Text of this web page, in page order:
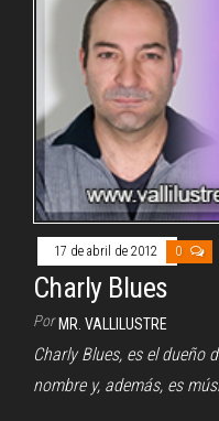
17 de abril de 2012 0
Charly Blues
Por MR. VALLILUSTRE
Charly Blues, es el dueño
nombre y, además, es